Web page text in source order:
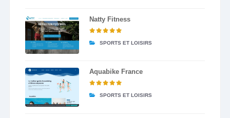
Natty Fitness
SPORTS ET LOISIRS
Aquabike France
SPORTS ET LOISIRS